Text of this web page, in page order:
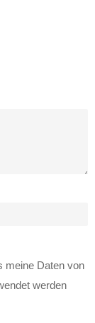
meine Daten von
werden